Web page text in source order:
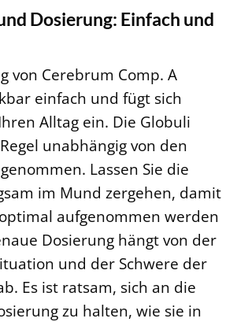
Dosierung: Einfach und
von Cerebrum Comp. A
einfach und fügt sich
Alltag ein. Die Globuli
unabhängig von den
Lassen Sie die
im Mund zergehen, damit
aufgenommen werden
Dosierung hängt von der
und der Schwere der
Es ist ratsam, sich an die
zu halten, wie sie in